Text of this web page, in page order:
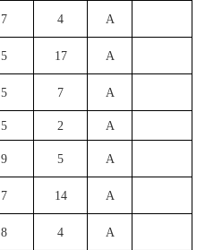
7 4 A
5 17 A
5 7 A
5 2 A
9 5 A
7 14 A
8 4 A